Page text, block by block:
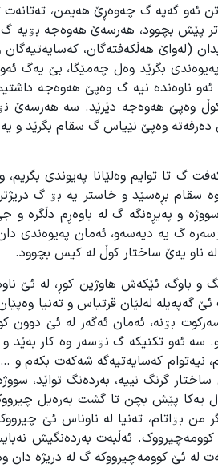
ئەو گەپە گ چەوەڕێ هەیمن، تەتانەت
پێش بچوود، هەرسەێ هەوەجە بۊیە
(لەواێ هەڵکەفتەگان،
بگرێد وەل چەمێگا، بێ یەگ
ئەو ناوەندە نیە گ وەپێ هەوەجە
کوڵ وەپێ هەوەجە دێرێد. سە هەرسەێ
وەپێ نێیاس گ سقام بگرێد و
گ تا توایم وەلێانا پەیوندی
بڕەسێد و خاستر یە بۊ گ
و پەیڕەنگە گ لە باوەڕم دڵگرە و
گ یە دیەسەو، ئەمان پەیوەندی دان
ناو یەێ ساختار کوڵ لە کیس بچوود.
و باوگ، ئێکەش هاوژین کوڕ، لە ئێ
لەلێان قرتیاس و تەنیا
بۊنە، ئەمان ئەگەر لە ئێ دوون
سە ئەو تکنیکە گ نۊسەر وە کار
نیەتوام کەسایەتیەگە شەکەت بکەم
گرنگ نییە، بەردەنگ تواێد،
یەکا پێش بچن تا گشت بەرەیل
بۊاتام، تەنیا لە ناوناس ئێ
ئەڵبەت بەردەنگیش
لە ئێ کوومەچیرووکە گ لە دریژە دان